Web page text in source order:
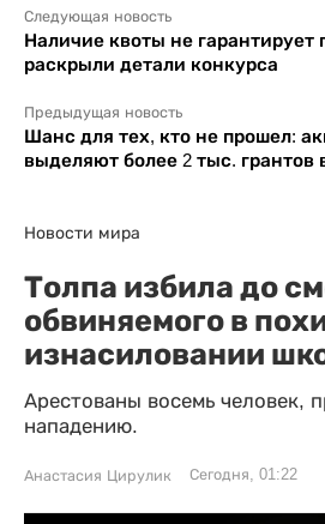
Следующая новость
Наличие квоты не гарантирует
раскрыли детали конкурса
Предыдущая новость
Шанс для тех, кто не прошел:
выделяют более 2 тыс. грантов
Новости мира
Толпа избила до
обвиняемого в
изнасиловании
Арестованы восемь человек,
нападению.
Анастасия Цирулик Сегодня, 01:22